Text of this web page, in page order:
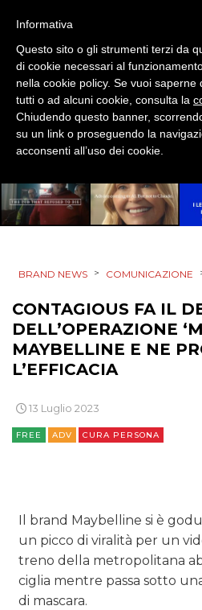
CINEMA
DIGITALE
EDITORIA
RADIO / AUDIO
DATI
PREVISIONI/SCENARI
CASE HISTORY
OPINIONI
BRAND NEWS > COMUNICAZIONE
CONTAGIOUS FA IL
DELL’OPERAZIONE
MAYBELLINE E NE
L’EFFICACIA
13 Luglio 2023
FREE ADV CURA PERSONA
Il brand Maybelline si è
un picco di viralità per un
treno della metropolitana
ciglia mentre passa sotto
di mascara.
Informativa
Questo sito o gli strumenti terzi da
di cookie necessari al
nella cookie policy. Se vuoi
tutti o ad alcuni cookie, consulta la
Chiudendo questo banner,
su un link o proseguendo la
acconsenti all’uso dei cookie.